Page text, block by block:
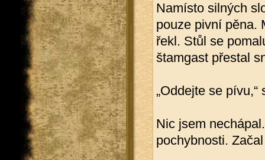
Namísto silných
pouze pivní pěna.
řekl. Stůl se
štamgast přestal
„Oddejte se
Nic jsem
pochybnosti.